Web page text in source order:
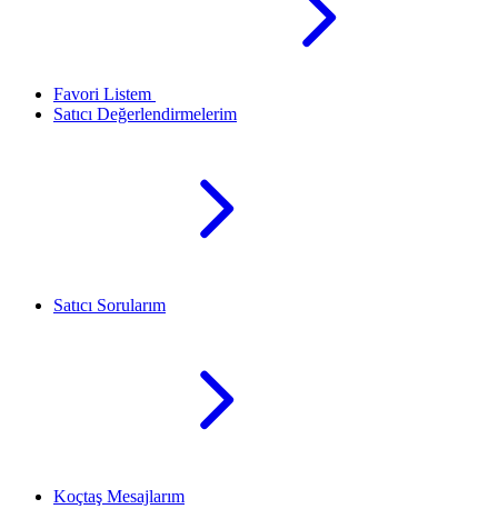
Favori Listem
Satıcı Değerlendirmelerim
Satıcı Sorularım
Koçtaş Mesajlarım